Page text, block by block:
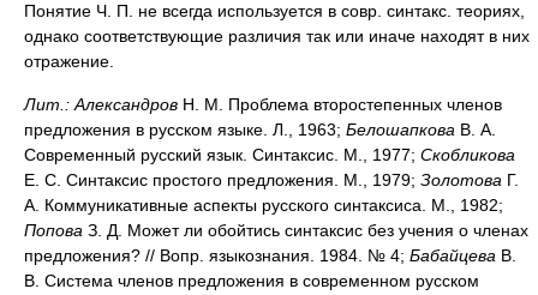
Понятие Ч. П. не всегда используется в совр. синтакс. теориях,
однако соответствующие различия так или иначе находят в них
отражение.
Лит.: Александров Н. М. Проблема второстепенных членов
предложения в русском языке. Л., 1963; Белошапкова В. А.
Современный русский язык. Синтаксис. М., 1977; Скобликова
Е. С. Синтаксис простого предложения. М., 1979; Золотова Г.
А. Коммуникативные аспекты русского синтаксиса. М., 1982;
Попова З. Д. Может ли обойтись синтаксис без учения о членах
предложения? // Вопр. языкознания. 1984. № 4; Бабайцева В.
В. Система членов предложения в современном русском